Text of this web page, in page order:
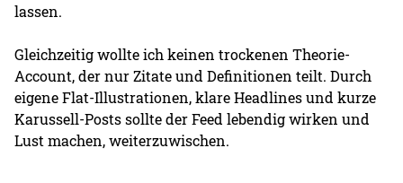
lassen.
Gleichzeitig wollte ich keinen trockenen Theorie-
Account, der nur Zitate und Definitionen teilt. Durch
eigene Flat-Illustrationen, klare Headlines und kurze
Karussell-Posts sollte der Feed lebendig wirken und
Lust machen, weiterzuwischen.